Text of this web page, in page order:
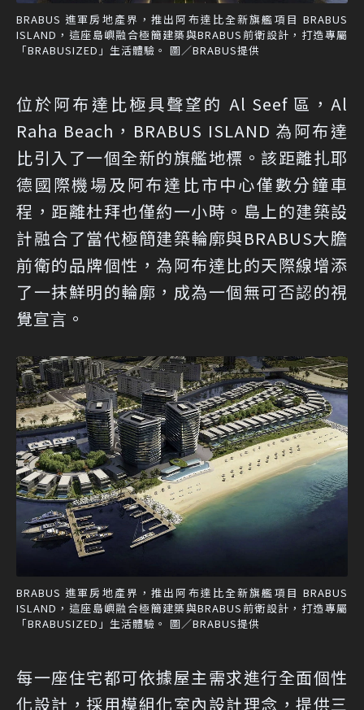
BRABUS 進軍房地產界，推出阿布達比全新旗艦項目 BRABUS
ISLAND，這座島嶼融合極簡建築與BRABUS前衛設計，打造專屬
「BRABUSIZED」生活體驗。 圖／BRABUS提供
位於阿布達比極具聲望的 Al Seef 區，Al
Raha Beach，BRABUS ISLAND 為阿布達
比引入了一個全新的旗艦地標。該距離扎耶
德國際機場及阿布達比市中心僅數分鐘車
程，距離杜拜也僅約一小時。島上的建築設
計融合了當代極簡建築輪廓與BRABUS大膽
前衛的品牌個性，為阿布達比的天際線增添
了一抹鮮明的輪廓，成為一個無可否認的視
覺宣言。
BRABUS 進軍房地產界，推出阿布達比全新旗艦項目 BRABUS
ISLAND，這座島嶼融合極簡建築與BRABUS前衛設計，打造專屬
「BRABUSIZED」生活體驗。 圖／BRABUS提供
每一座住宅都可依據屋主需求進行全面個性
化設計，採用模組化室內設計理念，提供三